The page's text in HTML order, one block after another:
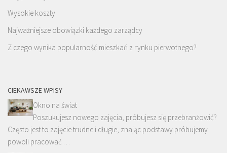
Wysokie koszty
Najważniejsze obowiązki każdego zarządcy
Z czego wynika popularność mieszkań z rynku pierwotnego?
CIEKAWSZE WPISY
Okno na świat
Poszukujesz nowego zajęcia, próbujesz się przebranżowić?
Często jest to zajęcie trudne i długie, znając podstawy próbujemy
powoli pracować …